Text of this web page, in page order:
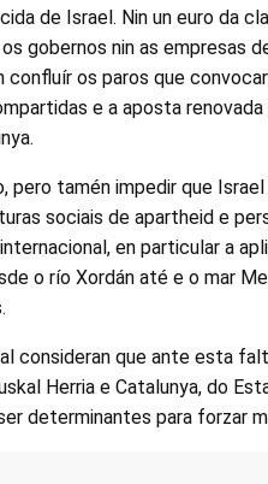
de Israel. Nin un euro da
gobernos nin as empresas
confluír os paros que
e a aposta
pero tamén impedir que
sociais de apartheid e
en particular a
o río Xordán até e o mar
consideran que ante esta
Herria e Catalunya, do
determinantes para forzar